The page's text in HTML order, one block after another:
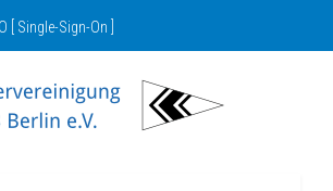
[ Single-Sign-On ]